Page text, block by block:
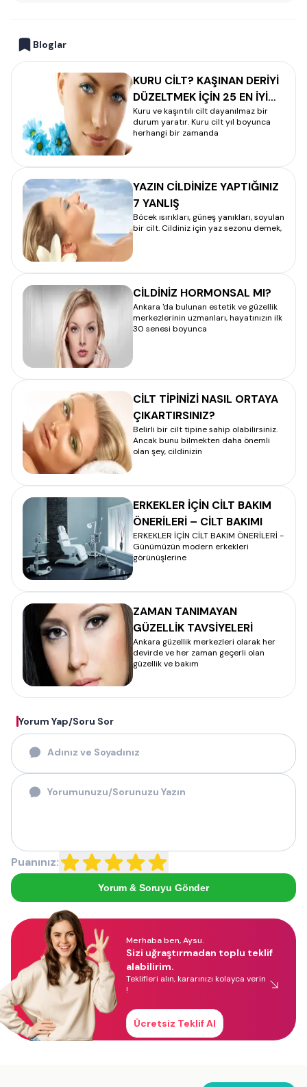
Bloglar
KURU CİLT? KAŞINAN DERİYİ
DÜZELTMEK İÇİN 25 EN İYİ
YÖNTEM
Kuru ve kaşıntılı cilt dayanılmaz bir
durum yaratır. Kuru cilt yıl boyunca
herhangi bir zamanda
YAZIN CİLDİNİZE YAPTIĞINIZ
7 YANLIŞ
Böcek ısırıkları, güneş yanıkları, soyulan
bir cilt. Cildiniz için yaz sezonu demek,
CİLDİNİZ HORMONSAL MI?
Ankara 'da bulunan estetik ve güzellik
merkezlerinin uzmanları, hayatınızın ilk
30 senesi boyunca
CİLT TİPİNİZİ NASIL ORTAYA
ÇIKARTIRSINIZ?
Belirli bir cilt tipine sahip olabilirsiniz.
Ancak bunu bilmekten daha önemli
olan şey, cildinizin
ERKEKLER İÇİN CİLT BAKIM
ÖNERİLERİ – CİLT BAKIMI
ERKEKLER İÇİN CİLT BAKIM ÖNERİLERİ -
Günümüzün modern erkekleri
görünüşlerine
ZAMAN TANIMAYAN
GÜZELLİK TAVSİYELERİ
Ankara güzellik merkezleri olarak her
devirde ve her zaman geçerli olan
güzellik ve bakım
Yorum Yap/Soru Sor
Puanınız:
Yorum & Soruyu Gönder
Merhaba ben, Aysu.
Sizi uğraştırmadan toplu teklif
alabilirim.
Teklifleri alın, kararınızı kolayca verin
!
Ücretsiz Teklif Al